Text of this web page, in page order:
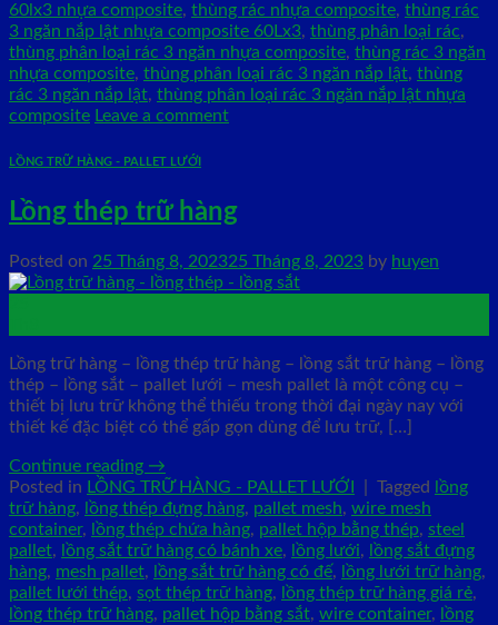
60lx3 nhựa composite, thùng rác nhựa composite, thùng rác
3 ngăn nắp lật nhựa composite 60Lx3, thùng phân loại rác,
thùng phân loại rác 3 ngăn nhựa composite, thùng rác 3 ngăn
nhựa composite, thùng phân loại rác 3 ngăn nắp lật, thùng
rác 3 ngăn nắp lật, thùng phân loại rác 3 ngăn nắp lật nhựa
composite Leave a comment
LỒNG TRỮ HÀNG - PALLET LƯỚI
Lồng thép trữ hàng
Posted on 25 Tháng 8, 202325 Tháng 8, 2023 by huyen
Lồng trữ hàng – lồng thép trữ hàng – lồng sắt trữ hàng – lồng
thép – lồng sắt – pallet lưới – mesh pallet là một công cụ –
thiết bị lưu trữ không thể thiếu trong thời đại ngày nay với
thiết kế đặc biệt có thể gấp gọn dùng để lưu trữ, […]
Continue reading →
Posted in LỒNG TRỮ HÀNG - PALLET LƯỚI Tagged
lồng
trữ hàng, lồng thép đựng hàng, pallet mesh, wire mesh
container, lồng thép chứa hàng, pallet hộp bằng thép, steel
pallet, lồng sắt trữ hàng có bánh xe, lồng lưới, lồng sắt đựng
hàng, mesh pallet, lồng sắt trữ hàng có đế, lồng lưới trữ hàng,
pallet lưới thép, sọt thép trữ hàng, lồng thép trữ hàng giá rẻ,
lồng thép trữ hàng, pallet hộp bằng sắt, wire container, lồng